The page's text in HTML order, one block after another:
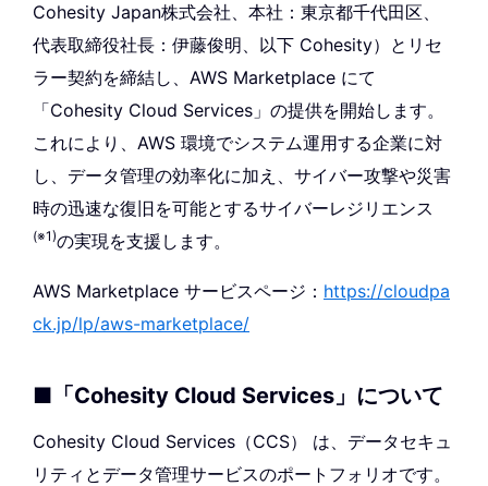
Cohesity Japan株式会社、本社：東京都千代田区、
代表取締役社長：伊藤俊明、以下 Cohesity）とリセ
ラー契約を締結し、AWS Marketplace にて
「Cohesity Cloud Services」の提供を開始します。
これにより、AWS 環境でシステム運用する企業に対
し、データ管理の効率化に加え、サイバー攻撃や災害
時の迅速な復旧を可能とするサイバーレジリエンス
(※1)の実現を支援します。
AWS Marketplace サービスページ： https://cloudpa
ck.jp/lp/aws-marketplace/
■「Cohesity Cloud Services」について
Cohesity Cloud Services（CCS） は、データセキュ
リティとデータ管理サービスのポートフォリオです。